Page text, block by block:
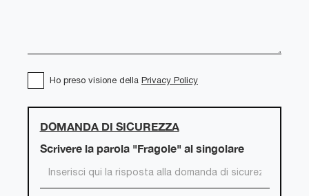
Ho preso visione della Privacy Policy
DOMANDA DI SICUREZZA
Scrivere la parola "Fragole" al singolare